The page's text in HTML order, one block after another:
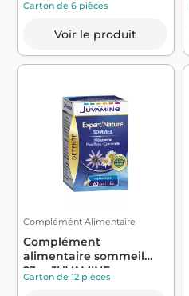
Carton de 6 pièces
Voir le produit
Complémént Alimentaire
Complément
alimentaire sommeil
23g -JUVAMINE
Carton de 12 pièces